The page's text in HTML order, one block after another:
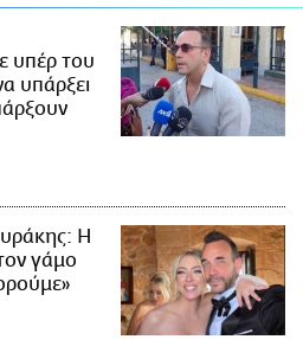
υπέρ του
υπάρξει
Η
γάμο